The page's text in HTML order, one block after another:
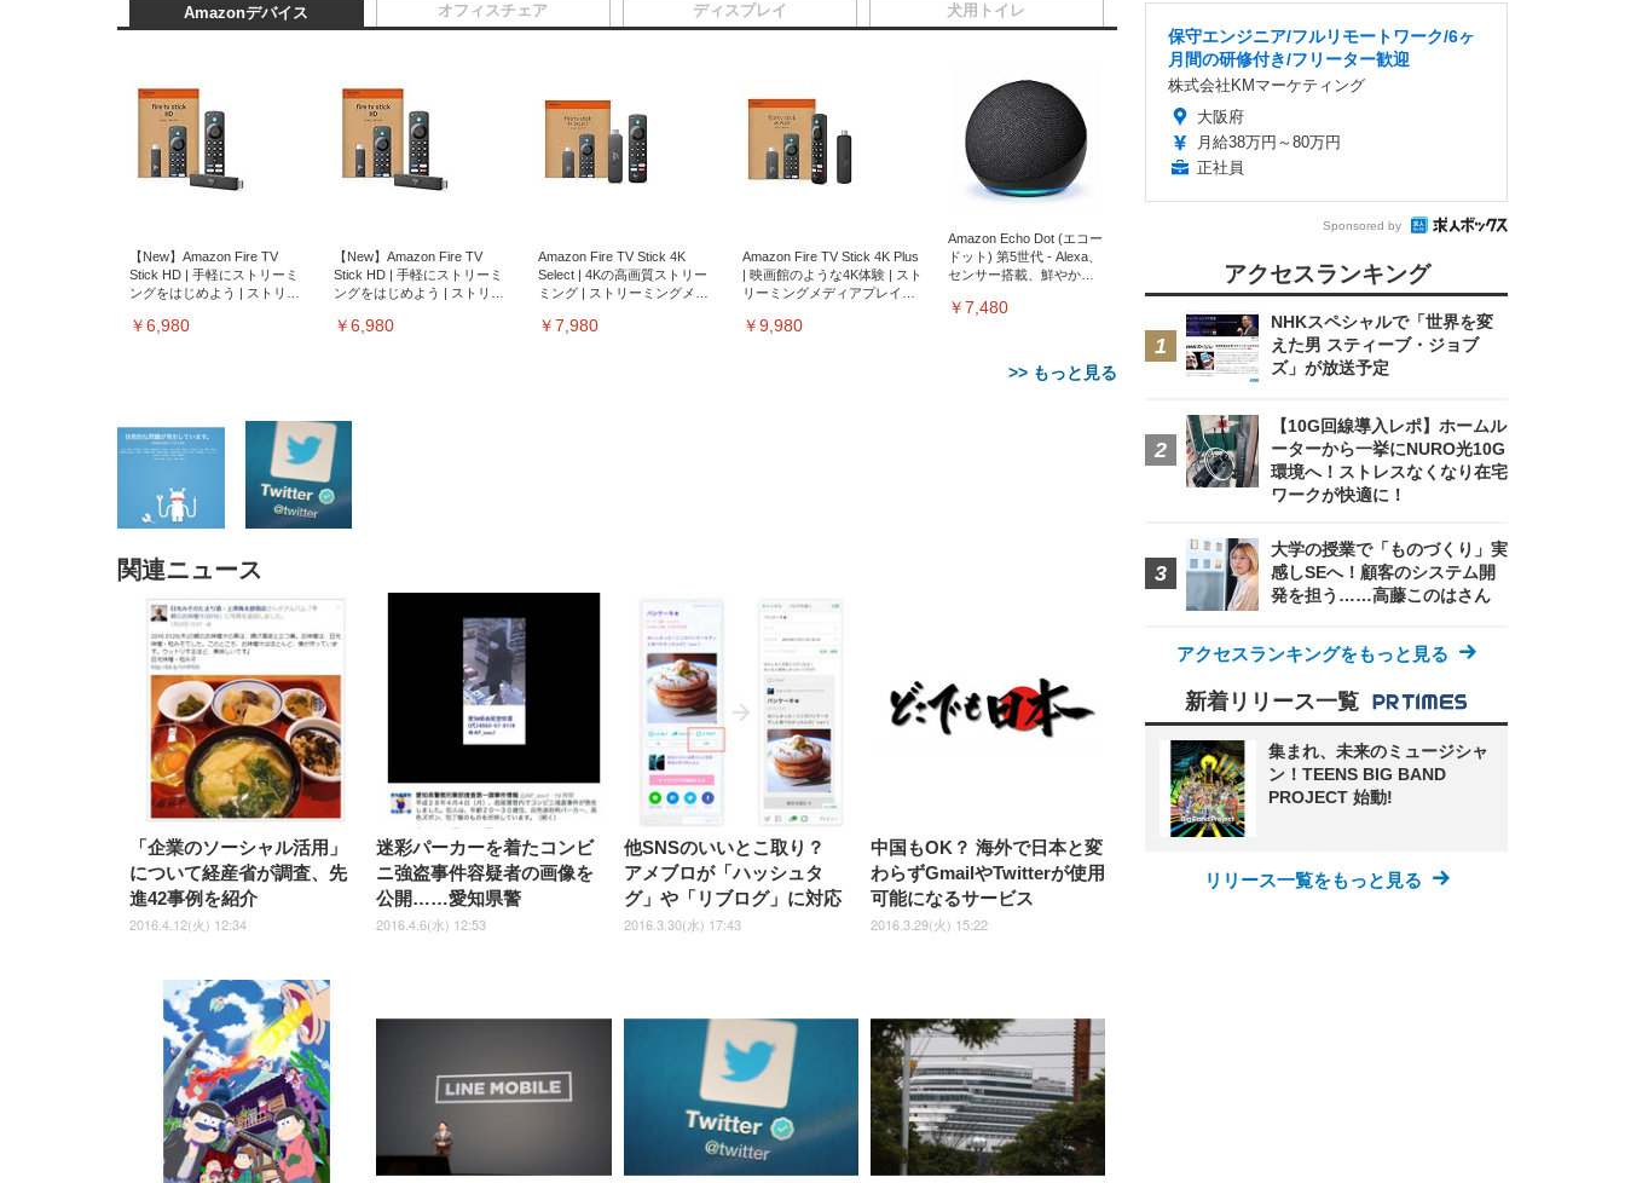
Amazonデバイス
【New】Amazon Fire TV
Stick HD | 手軽にストリーミ
ングをはじめよう | ストリー
￥6,980
【New】Amazon Fire TV
Stick HD | 手軽にストリーミ
ングをはじめよう | ストリー
￥6,980
Amazon Fire TV Stick 4K
Select | 4Kの高画質ストリー
ミング | ストリーミングメデ
￥7,980
Amazon Fire TV Stick 4K Plus
| 映画館のような4K体験 | スト
リーミングメディアプレイヤ
￥9,980
Amazon Echo Dot (エコー
ドット) 第5世代 - Alexa、
センサー搭載、鮮やかな
￥7,480
>> もっと見る
オフィスチェア
[EdoErgo] オフィスチェア 椅
子 テレワーク 疲れない 跳ね
上げ式アームレスト コンパク
ト 約105度ロッキング pc 事務
椅子 360度回転 座面昇降 強化
ナイロン樹脂ベース 通気性メ
ッシュ 在宅ワーク H-
WY01(黒網+黒枠+黒足)
￥5,699
／デスクチェア メッシュチェ
ア 人間工学 疲れない ブラッ
￥27,999
Sezlife オフィスチェア デスク
チェア 疲れない テレワーク
チェア 強化バックレスト 30
度ロッキング機能 人間工学 椅
子 腰サポート 90度跳ね上げ
式アームレスト 3Dヘッドレス
ト ハンガー付き 高反発クッシ
ョン PCチェア 通気性メッシ
ュ ゲーミング/勉強/事務用 お
しゃれ パソコンチェア (ブラ
ック)
Sezlife オフィスチェア デスク
チェア 強化バックレスト 30度
ロッキング機能 人間工学 椅子
腰サポート 90度跳ね上げ式ア
ームレスト 3Dヘッドレスト
ハンガー付き 高反発クッショ
ン PCチェア 通気性メッシュ
ゲーミング/勉強/事務用 おし
ゃれ パソコンチェア (ホワイ
￥7,680
転 キャスター付き コンパ
クト 幅52×奥行58.5×高さ
84～96cm テレワーク 在
ディスプレイ
EIZO ビジネス向けプレミア
ムモニター | FlexScan
EV3240X-WT | 31.5型4K
UHD・USB Type-C・ホワイ
￥105,595
EIZO ビジネス向けプレミア
EV2740X-WT | 27.0型4K
UHD・USB Type-C・ホワイ
ト
【純正品】27"ゲーミングモ
ニター DualSense 充電フッ
ク付き（CFI-ZDM1J）
￥49,979
E2724HS 27インチ 液晶モ
HD（1920×1080）VA 非光
沢 HDMI/DisplayPort/VGA
スピーカー内蔵 高さ調整 ス
イベル VESA対応
ComfortView ビジネス向け
￥15,800
年保証 | 輝点保証 | 日本メーカー)
犬用トイレ
Amazonベーシック ペットシ
ーツ 薄型 レギュラー 1回使い
捨て 無香料 ホワイト 300枚
￥3,373
ーツ 厚型 ワイド 42枚x2袋(84
枚) ホワイト(吸収面:ライトブ
￥3,234
ネオ・ルーライフ ネオ・オム
ツ L 中型犬用 26枚入り 単品
Smart Basic(スマートベーシ
Smart Basic アイリスオーヤマ
ペットシーツ 超厚型 お徳用
ワイド 100枚入 (x 1) (ケース
販売)
￥3,670
関連ニュース
「企業のソーシャル活用」
について経産省が調査、先
進42事例を紹介
2016.4.12(火) 12:34
迷彩パーカーを着たコンビ
ニ強盗事件容疑者の画像を
公開……愛知県警
2016.4.6(水) 12:53
他SNSのいいとこ取り？
アメブロが「ハッシュタ
グ」や「リブログ」に対応
2016.3.30(水) 17:43
中国もOK？ 海外で日本と変
わらずGmailやTwitterが使用
可能になるサービス
2016.3.29(火) 15:22
保守エンジニア/フルリモートワーク/6ヶ
月間の研修付き/フリーター歓迎
株式会社KMマーケティング
大阪府
月給38万円～80万円
正社員
Sponsored by
アクセスランキング
NHKスペシャルで「世界を変
えた男 スティーブ・ジョブ
ズ」が放送予定
【10G回線導入レポ】ホームル
ーターから一挙にNURO光10G
環境へ！ストレスなくなり在宅
ワークが快適に！
大学の授業で「ものづくり」実
感しSEへ！顧客のシステム開
発を担う……高藤このはさん
アクセスランキングをもっと見る
新着リリース一覧
集まれ、未来のミュージシャ
ン！TEENS BIG BAND
PROJECT 始動!
リリース一覧をもっと見る